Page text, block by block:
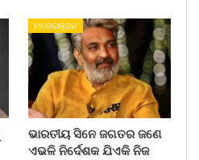
ମନୋରଞ୍ଜନ
ଭାରତୀୟ ସିନେ ଜଗତର ଜଣେ
ଏଭଳି ନିର୍ଦେଶକ ଯିଏକି ନିଜ